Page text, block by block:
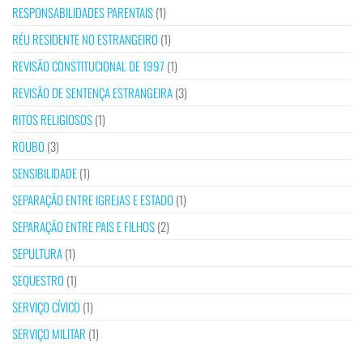
RESPONSABILIDADES PARENTAIS(1)
RÉU RESIDENTE NO ESTRANGEIRO (1)
REVISÃO CONSTITUCIONAL DE 1997 (1)
REVISÃO DE SENTENÇA ESTRANGEIRA(3)
RITOS RELIGIOSOS(1)
ROUBO (3)
SENSIBILIDADE(1)
SEPARAÇÃO ENTRE IGREJAS E ESTADO (1)
SEPARAÇÃO ENTRE PAIS E FILHOS(2)
SEPULTURA(1)
SEQUESTRO (1)
SERVIÇO CÍVICO (1)
SERVIÇO MILITAR (1)